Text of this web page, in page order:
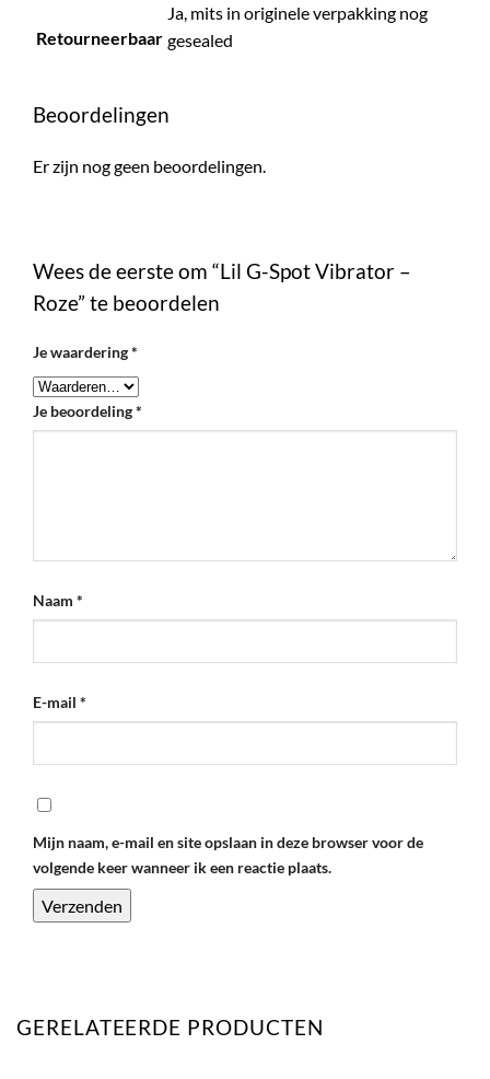
Retourneerbaar
Ja, mits in originele verpakking nog
gesealed
Beoordelingen
Er zijn nog geen beoordelingen.
Wees de eerste om “Lil G-Spot Vibrator –
Roze” te beoordelen
Je waardering*
Je beoordeling*
Naam *
E-mail *
Mijn naam, e-mail en site opslaan in deze browser voor de
volgende keer wanneer ik een reactie plaats.
GERELATEERDE PRODUCTEN